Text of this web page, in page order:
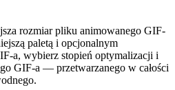
rozmiar pliku animowanego GIF-
paletą i opcjonalnym
a, wybierz stopień optymalizacji i
GIF-a — przetwarzanego w całości